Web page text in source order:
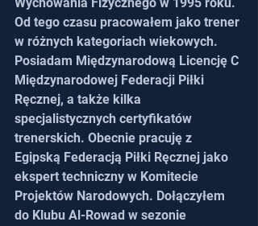
Od tego czasu pracowałem jako trener
w różnych kategoriach wiekowych.
Posiadam Międzynarodową Licencję C
Międzynarodowej Federacji Piłki
Ręcznej, a także kilka
specjalistycznych certyfikatów
trenerskich. Obecnie pracuję z
Egipską Federacją Piłki Ręcznej jako
ekspert techniczny w Komitecie
Projektów Narodowych. Dołączyłem
do Klubu Al-Rowad w sezonie